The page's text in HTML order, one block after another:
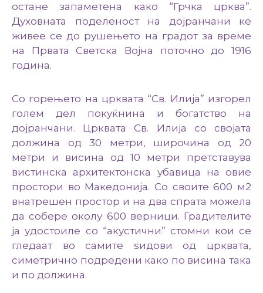
остане запаметена како “Грчка црква”.
Духовната поделеност на дојранчани ке
живее се до рушењето на градот за време
на Првата Светска Војна поточно до 1916
година.
Со горењето на црквата “Св. Илија” изгорел
голем дел покуќнина и богатство на
дојранчани. Црквата Св. Илија со својата
должина од 30 метри, широчина од 20
метри и висина од 10 метри претставува
вистинска архитектонска убавица на овие
простори во Македонија. Со своите 600 м2
внатрешен простор и на два спрата можела
да собере околу 600 верници. Градителите
ја удостоиле со “акустични” стомни кои се
гледаат во самите ѕидови од црквата,
симетрично подредени како по висина така
и по должина.